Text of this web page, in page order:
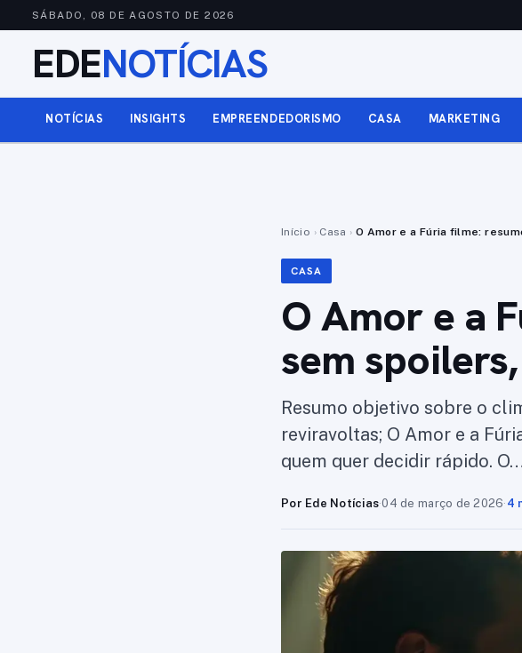
SÁBADO, 08 DE AGOSTO DE 2026
EDENOTÍCIAS
NOTÍCIAS INSIGHTS EMPREENDEDORISMO CASA MARKETING
Início › Casa › O Amor e a Fúria filme:
CASA
O Amor e a
sem
Resumo objetivo sobre o
reviravoltas; O Amor e a
quem quer decidir rápido.
Por Ede Notícias·04 de março de 2026· 4